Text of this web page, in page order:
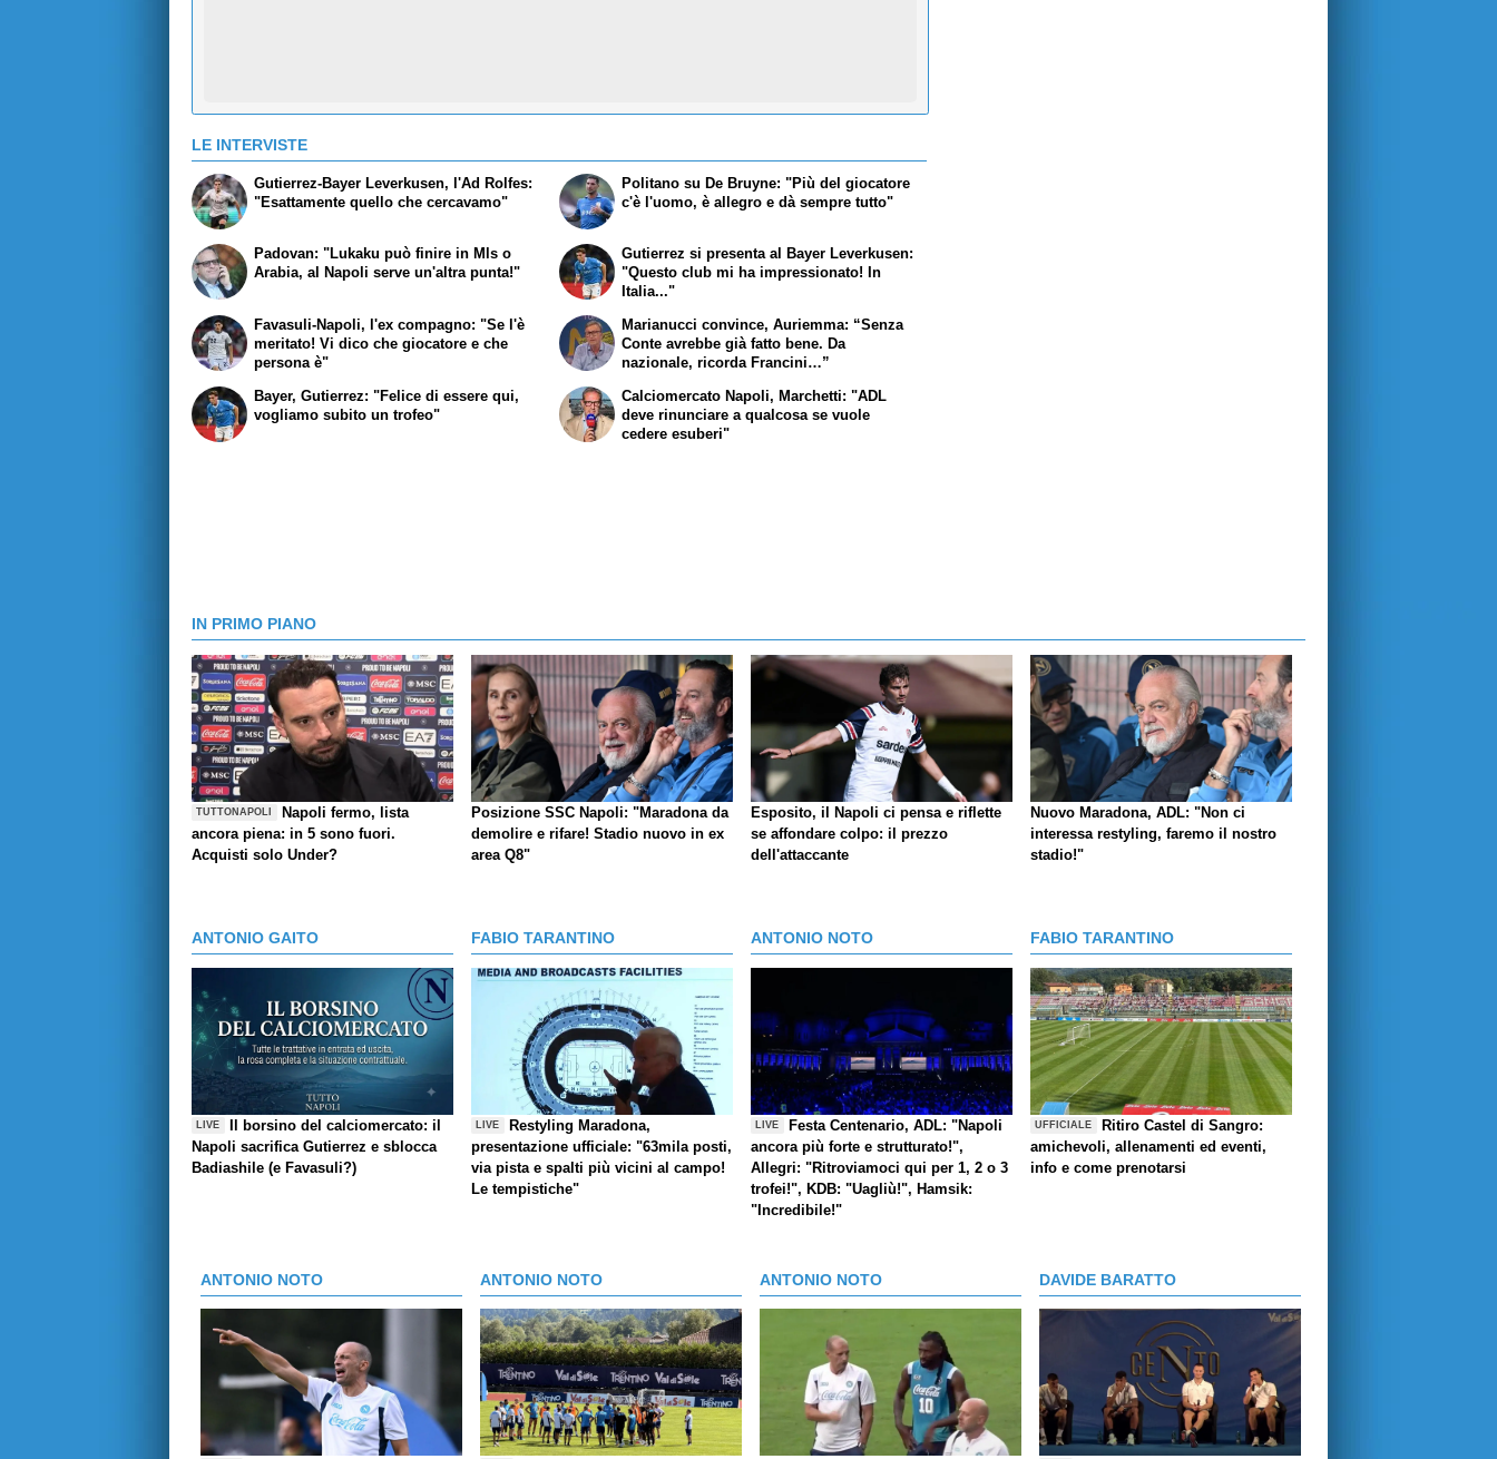
LE INTERVISTE
Gutierrez-Bayer Leverkusen, l'Ad Rolfes:
"Esattamente quello che cercavamo"
Padovan: "Lukaku può finire in Mls o
Arabia, al Napoli serve un'altra punta!"
Politano su De Bruyne: "Più del giocatore
c'è l'uomo, è allegro e dà sempre tutto"
Gutierrez si presenta al Bayer Leverkusen:
"Questo club mi ha impressionato! In
Italia..."
Favasuli-Napoli, l'ex compagno: "Se l'è
meritato! Vi dico che giocatore e che
persona è"
Bayer, Gutierrez: "Felice di essere qui,
vogliamo subito un trofeo"
Marianucci convince, Auriemma: “Senza
Conte avrebbe già fatto bene. Da
nazionale, ricorda Francini…”
Calciomercato Napoli, Marchetti: "ADL
deve rinunciare a qualcosa se vuole
cedere esuberi"
IN PRIMO PIANO
TUTTONAPOLI
Napoli fermo, lista
ancora piena: in 5 sono fuori.
Acquisti solo Under?
Posizione SSC Napoli: "Maradona da
demolire e rifare! Stadio nuovo in ex
area Q8"
Esposito, il Napoli ci pensa e riflette
se affondare colpo: il prezzo
dell'attaccante
Nuovo Maradona, ADL: "Non ci
interessa restyling, faremo il nostro
stadio!"
ANTONIO GAITO
LIVE
Il borsino del calciomercato: il
Napoli sacrifica Gutierrez e sblocca
Badiashile (e Favasuli?)
FABIO TARANTINO
LIVE
Restyling Maradona,
presentazione ufficiale: "63mila posti,
via pista e spalti più vicini al campo!
Le tempistiche"
ANTONIO NOTO
LIVE
Festa Centenario, ADL: "Napoli
ancora più forte e strutturato!",
Allegri: "Ritroviamoci qui per 1, 2 o 3
trofei!", KDB: "Uagliù!", Hamsik:
"Incredibile!"
FABIO TARANTINO
UFFICIALE
Ritiro Castel di Sangro:
amichevoli, allenamenti ed eventi,
info e come prenotarsi
ANTONIO NOTO ANTONIO NOTO ANTONIO NOTO DAVIDE BARATTO